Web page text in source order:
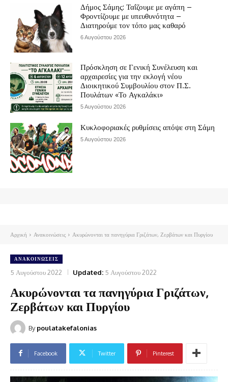
Δήμος Σάμης: Ταΐζουμε με αγάπη –
Φροντίζουμε με υπευθυνότητα –
Διατηρούμε τον τόπο μας καθαρό
6 Αυγούστου 2026
Πρόσκληση σε Γενική Συνέλευση και
αρχαιρεσίες για την εκλογή νέου
Διοικητικού Συμβουλίου στον Π.Σ.
Πουλάτων «Το Αγκαλάκι»
5 Αυγούστου 2026
Κυκλοφοριακές ρυθμίσεις απόψε στη Σάμη
5 Αυγούστου 2026